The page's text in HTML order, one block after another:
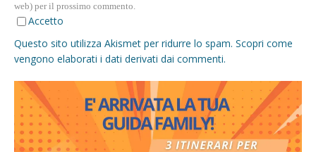
web) per il prossimo commento.
Accetto
Questo sito utilizza Akismet per ridurre lo spam. Scopri come
vengono elaborati i dati derivati dai commenti.